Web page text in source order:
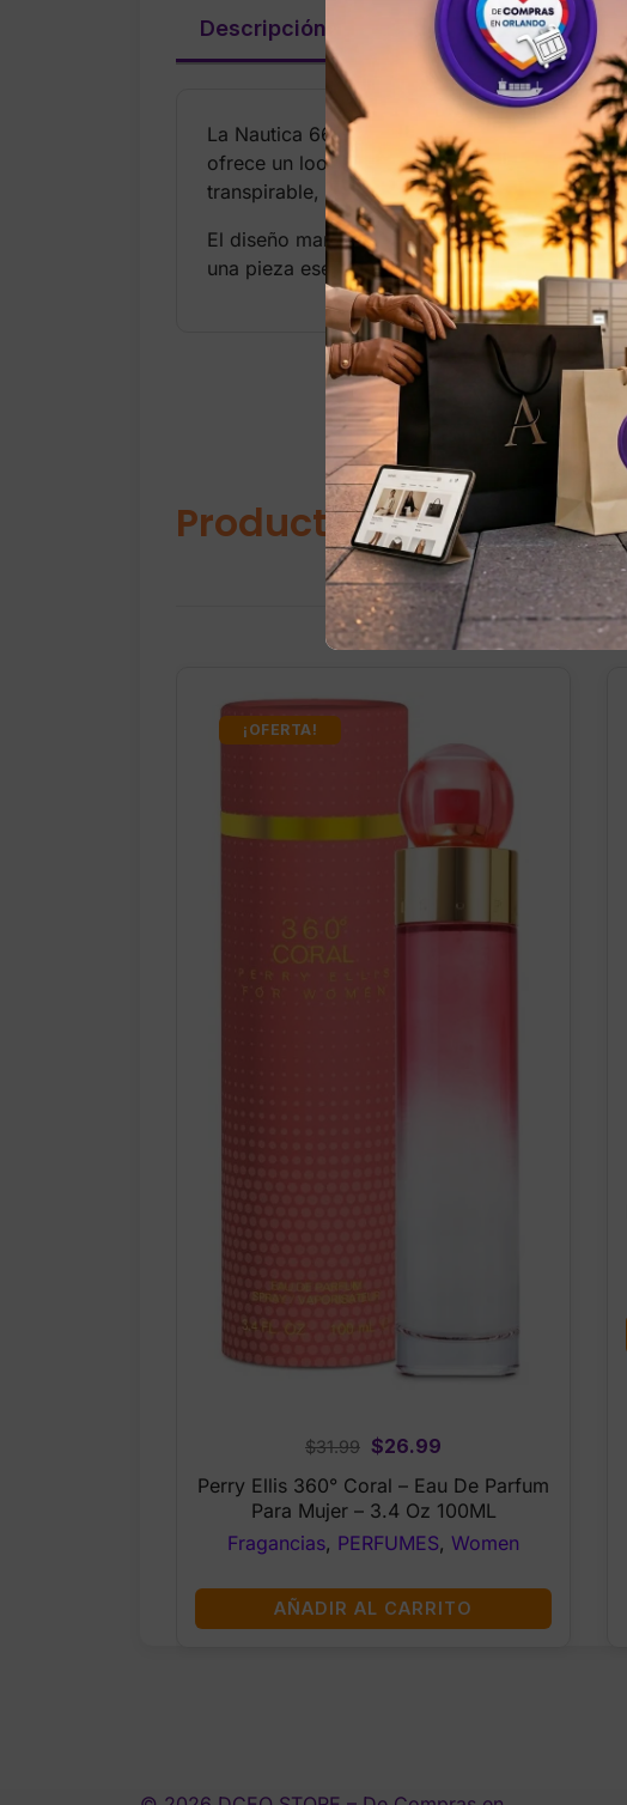
Descripción Valoraciones (0)
La Nautica 66V104 1BW Bright White
ofrece un look limpio, fresco y versátil que
transpirable, ideal para uso diario,
El diseño mantiene el estilo característico de
una pieza esencial para quienes buscan una
Productos
¡OFERTA!
$31.99 Original
price
was:
$31.99.
$26.99
price
is:
$26.99.
Perry Ellis 360° Coral – Eau De Parfum
Para Mujer – 3.4 Oz 100ML
Fragancias, PERFUMES, Women
AÑADIR AL CARRITO